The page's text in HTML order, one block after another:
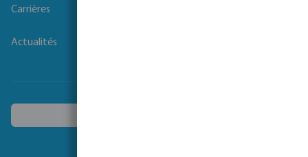
Carrières
Actualités